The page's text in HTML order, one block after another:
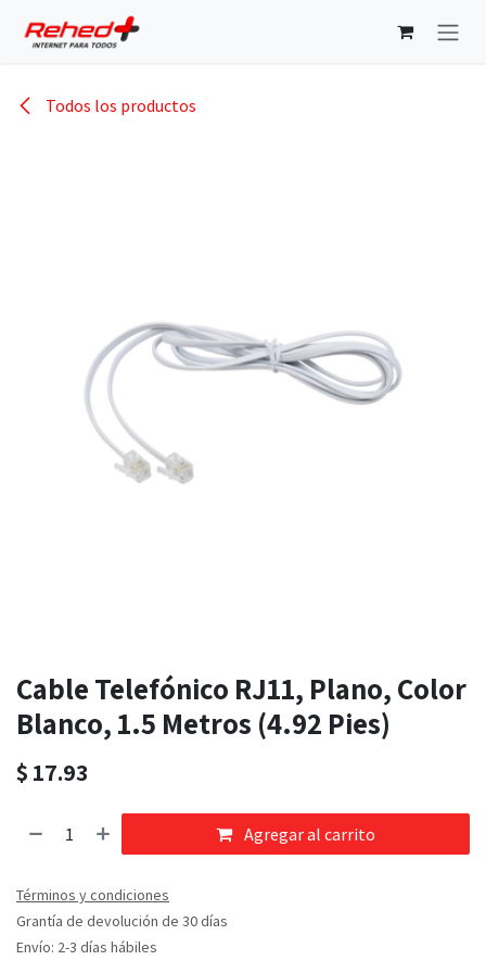
Todos los productos
Cable Telefónico RJ11, Plano, Color
Blanco, 1.5 Metros (4.92 Pies)
$ 17.93
Agregar al carrito
Términos y condiciones
Grantía de devolución de 30 días
Envío: 2-3 días hábiles